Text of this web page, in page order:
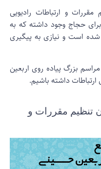
و ارتباطات رادیویی
وجود داشته که به
و نیازی به پیگیری
بزرگ پیاده روی اربعین
داشته باشیم.
مقررات و